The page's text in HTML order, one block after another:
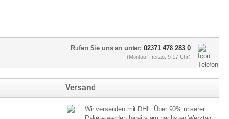
Rufen Sie uns an unter: 02371 478 283 0
(Montag-Freitag, 9-17 Uhr)
Versand
Wir versenden mit DHL. Über 90% unserer